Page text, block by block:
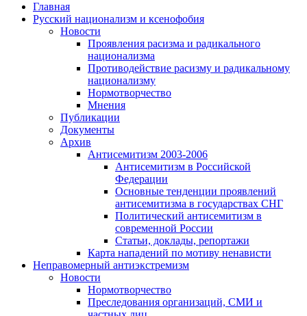
Главная
Русский национализм и ксенофобия
Новости
Проявления расизма и радикального
национализма
Противодействие расизму и радикальному
национализму
Нормотворчество
Мнения
Публикации
Документы
Архив
Антисемитизм 2003-2006
Антисемитизм в Российской
Федерации
Основные тенденции проявлений
антисемитизма в государствах СНГ
Политический антисемитизм в
современной России
Статьи, доклады, репортажи
Карта нападений по мотиву ненависти
Неправомерный антиэкстремизм
Новости
Нормотворчество
Преследования организаций, СМИ и